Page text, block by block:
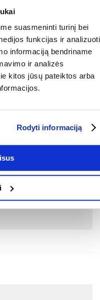
suasmeninti turinį bei
funkcijas ir analizuoti
informaciją bendriname
ir analizės
kitos jūsų pateiktos arba
Rodyti informaciją
Calm